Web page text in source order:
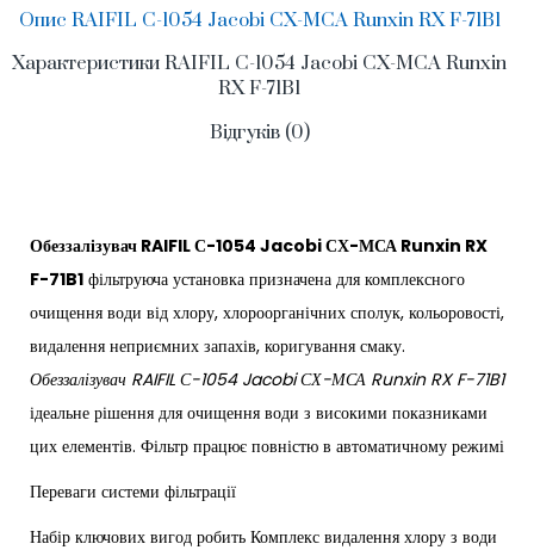
Опис RAIFIL С-1054 Jacobi СХ-МСА Runxin RX F-71B1
Характеристики RAIFIL С-1054 Jacobi СХ-МСА Runxin
RX F-71B1
Відгуків (0)
Обеззалізувач RAIFIL С-1054 Jacobi СХ-МСА Runxin RX
F-71B1 фільтруюча установка призначена для комплексного
очищення води від хлору, хлороорганічних сполук, кольоровості,
видалення неприємних запахів, коригування смаку.
Обеззалізувач RAIFIL С-1054 Jacobi СХ-МСА Runxin RX F-71B1
ідеальне рішення для очищення води з високими показниками
цих елементів. Фільтр працює повністю в автоматичному режимі
Переваги системи фільтрації
Набір ключових вигод робить Комплекс видалення хлору з води